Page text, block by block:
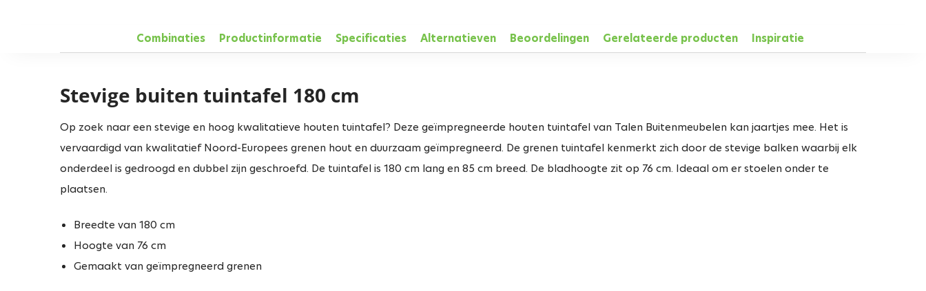
Combinaties Productinformatie Specificaties Alternatieven Beoordelingen Gerelateerde producten Inspiratie
Stevige buiten tuintafel 180 cm
Op zoek naar een stevige en hoog kwalitatieve houten tuintafel? Deze geïmpregneerde houten tuintafel van Talen Buitenmeubelen kan jaartjes mee. Het is
vervaardigd van kwalitatief Noord-Europees grenen hout en duurzaam geïmpregneerd. De grenen tuintafel kenmerkt zich door de stevige balken waarbij elk
onderdeel is gedroogd en dubbel zijn geschroefd. De tuintafel is 180 cm lang en 85 cm breed. De bladhoogte zit op 76 cm. Ideaal om er stoelen onder te
plaatsen.
Breedte van 180 cm
Hoogte van 76 cm
Gemaakt van geïmpregneerd grenen